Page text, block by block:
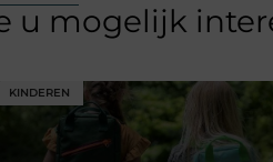
u mogelijk
KINDEREN